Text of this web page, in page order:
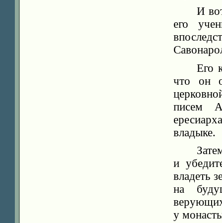
И
его
Его
что он
писем
владыке.
и
владеть
на
у